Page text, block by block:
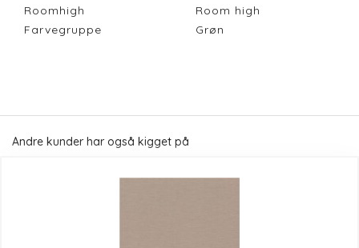
Roomhigh
Room high
Farvegruppe
Grøn
Andre kunder har også kigget på